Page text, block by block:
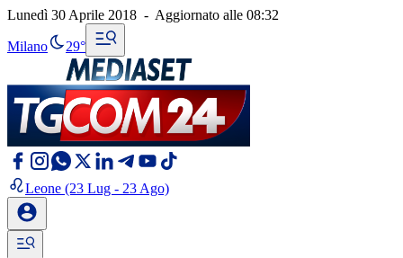
Lunedì 30 Aprile 2018 - Aggiornato alle 08:32
Milano 29°
Leone (23 Lug - 23 Ago)